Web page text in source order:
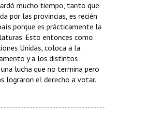
mucho tiempo, tanto que
por las provincias, es recién
porque es prácticamente la
Esto entonces como
Unidas, coloca a la
y a los distintos
lucha que no termina pero
lograron el derecho a votar.